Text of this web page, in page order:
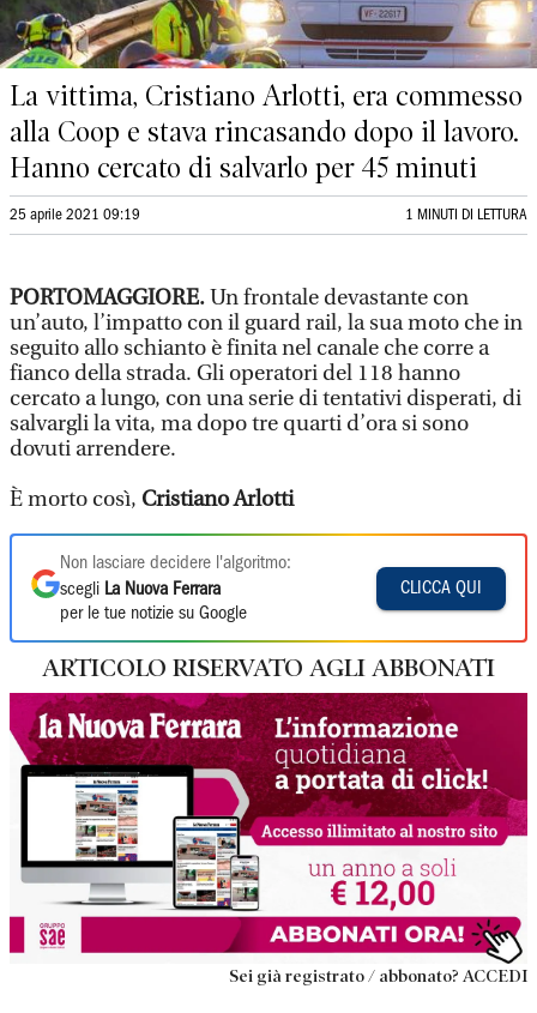
La vittima, Cristiano Arlotti, era commesso
alla Coop e stava rincasando dopo il lavoro.
Hanno cercato di salvarlo per 45 minuti
25 aprile 2021 09:19 1 MINUTI DI LETTURA
PORTOMAGGIORE.Un frontale devastante con
un’auto, l’impatto con il guard rail, la sua moto che in
seguito allo schianto è finita nel canale che corre a
fianco della strada. Gli operatori del 118 hanno
cercato a lungo, con una serie di tentativi disperati, di
salvargli la vita, ma dopo tre quarti d’ora si sono
dovuti arrendere.
È morto così, Cristiano Arlotti
Non lasciare decidere l'algoritmo:
scegli La Nuova Ferrara
per le tue notizie su Google
CLICCA QUI
ARTICOLO RISERVATO AGLI ABBONATI
Sei già registrato / abbonato? ACCEDI